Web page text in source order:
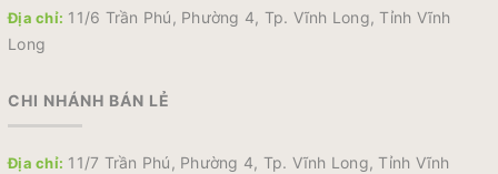
Địa chỉ: 11/6 Trần Phú, Phường 4, Tp. Vĩnh Long, Tỉnh Vĩnh
Long
CHI NHÁNH BÁN LẺ
Địa chỉ: 11/7 Trần Phú, Phường 4, Tp. Vĩnh Long, Tỉnh Vĩnh